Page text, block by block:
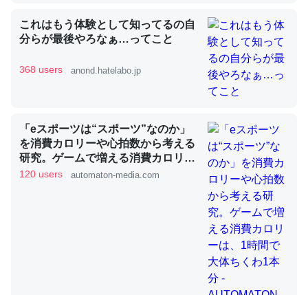
昆虫ってカルシウム少ないのか。知らんかった。調べたら
コオロギのカルシウム分はエビの600分の1程度。
論文では「淡水はカルシウムも酸素も不足してて両方に不
利だから両方が拮抗してるのでは」とあって面白い。海に
いる鋏角類（カブトガニ・ウミグモ）はカルシウムを使わ
ずキチンを強化してる筈だが、酵素が違うのか？
─ニュース :: 【研究発表】昆虫学の大問題＝「昆虫はなぜ海にいな
これはもう体験として知ってるの自
分らが最後やろなぁ…ってこと
368 users anond.hatelabo.jp
「eスポーツは“スポーツ”なのか」
を消費カロリーや心拍数から考える
研究。ゲームで増える消費カロリー
は、1時間で大体ちくわ1本分 -
120 users automaton-media.com